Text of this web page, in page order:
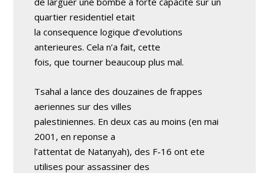
quartier residentiel etait
la consequence logique d’evolutions
anterieures. Cela n’a fait, cette
fois, que tourner beaucoup plus mal.
Tsahal a lance des douzaines de frappes
aeriennes sur des villes
palestiniennes. En deux cas au moins (en mai
2001, en reponse a
l’attentat de Natanyah), des F-16 ont ete
utilises pour assassiner des